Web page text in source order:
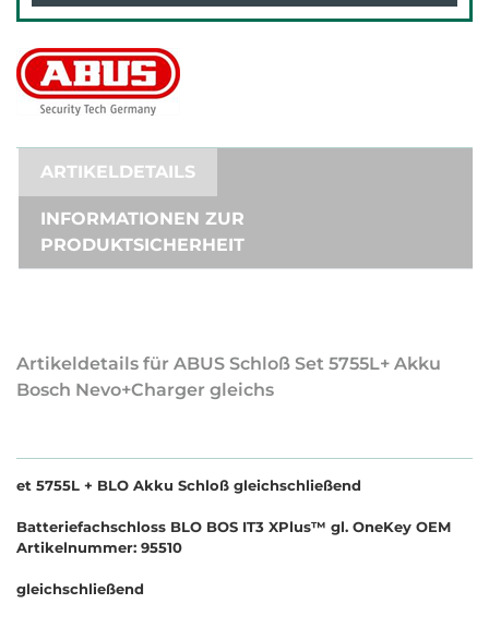
ARTIKELDETAILS
INFORMATIONEN ZUR
PRODUKTSICHERHEIT
Artikeldetails für ABUS Schloß Set 5755L+ Akku
Bosch Nevo+Charger gleichs
et 5755L + BLO Akku Schloß gleichschließend
Batteriefachschloss BLO BOS IT3 XPlus™ gl. OneKey OEM
Artikelnummer: 95510
gleichschließend